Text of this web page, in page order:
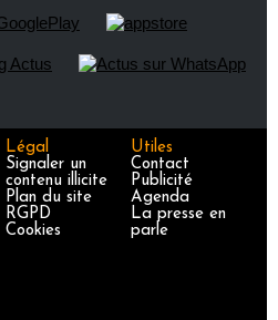
Légal
Signaler un
contenu illicite
Plan du site
RGPD
Cookies
Utiles
Contact
Publicité
Agenda
La presse en
parle